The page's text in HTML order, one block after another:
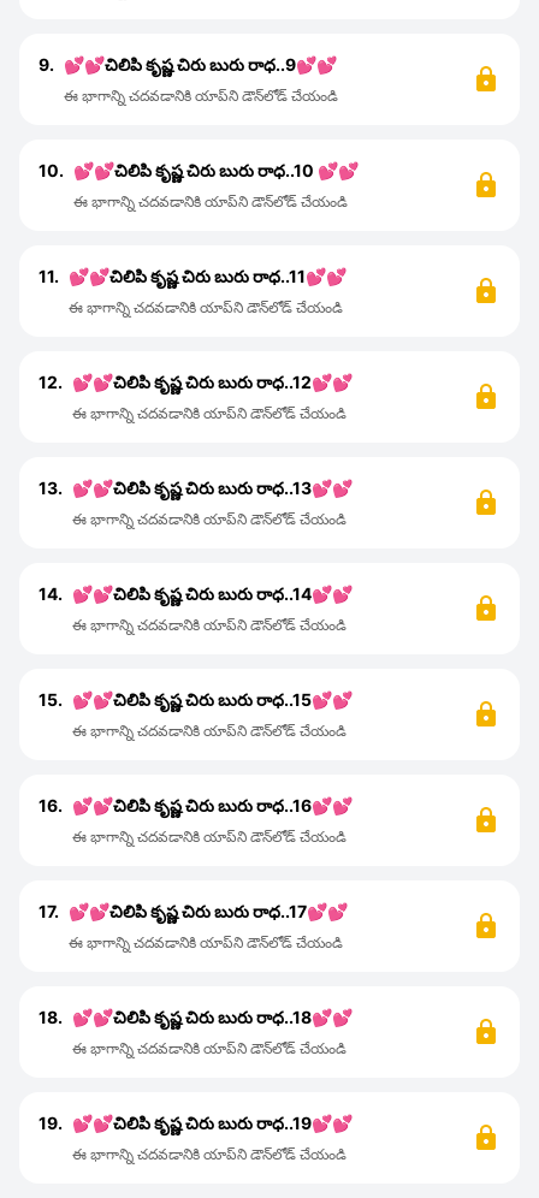
9. 💕💕చిలిపి కృష్ణ చిరు బురు రాధ..9💕💕
ఈ భాగాన్ని చదవడానికి యాప్‌ని డౌన్‌లోడ్ చేయండి
10. 💕💕చిలిపి కృష్ణ చిరు బురు రాధ..10 💕💕
ఈ భాగాన్ని చదవడానికి యాప్‌ని డౌన్‌లోడ్ చేయండి
11. 💕💕చిలిపి కృష్ణ చిరు బురు రాధ..11💕💕
ఈ భాగాన్ని చదవడానికి యాప్‌ని డౌన్‌లోడ్ చేయండి
12. 💕💕చిలిపి కృష్ణ చిరు బురు రాధ..12💕💕
ఈ భాగాన్ని చదవడానికి యాప్‌ని డౌన్‌లోడ్ చేయండి
13. 💕💕చిలిపి కృష్ణ చిరు బురు రాధ..13💕💕
ఈ భాగాన్ని చదవడానికి యాప్‌ని డౌన్‌లోడ్ చేయండి
14. 💕💕చిలిపి కృష్ణ చిరు బురు రాధ..14💕💕
ఈ భాగాన్ని చదవడానికి యాప్‌ని డౌన్‌లోడ్ చేయండి
15. 💕💕చిలిపి కృష్ణ చిరు బురు రాధ..15💕💕
ఈ భాగాన్ని చదవడానికి యాప్‌ని డౌన్‌లోడ్ చేయండి
16. 💕💕చిలిపి కృష్ణ చిరు బురు రాధ..16💕💕
ఈ భాగాన్ని చదవడానికి యాప్‌ని డౌన్‌లోడ్ చేయండి
17. 💕💕చిలిపి కృష్ణ చిరు బురు రాధ..17💕💕
ఈ భాగాన్ని చదవడానికి యాప్‌ని డౌన్‌లోడ్ చేయండి
18. 💕💕చిలిపి కృష్ణ చిరు బురు రాధ..18💕💕
ఈ భాగాన్ని చదవడానికి యాప్‌ని డౌన్‌లోడ్ చేయండి
19. 💕💕చిలిపి కృష్ణ చిరు బురు రాధ..19💕💕
ఈ భాగాన్ని చదవడానికి యాప్‌ని డౌన్‌లోడ్ చేయండి